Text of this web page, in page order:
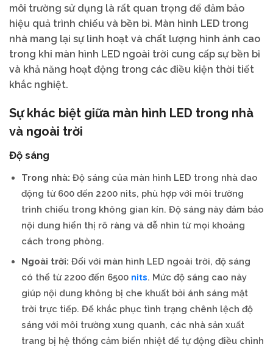
môi trường sử dụng là rất quan trọng để đảm bảo
hiệu quả trình chiếu và bền bỉ. Màn hình LED trong
nhà mang lại sự linh hoạt và chất lượng hình ảnh cao
trong khi màn hình LED ngoài trời cung cấp sự bền bỉ
và khả năng hoạt động trong các điều kiện thời tiết
khắc nghiệt.
Sự khác biệt giữa màn hình LED trong nhà
và ngoài trời
Độ sáng
Trong nhà: Độ sáng của màn hình LED trong nhà dao
động từ 600 đến 2200 nits, phù hợp với môi trường
trình chiếu trong không gian kín. Độ sáng này đảm bảo
nội dung hiển thị rõ ràng và dễ nhìn từ mọi khoảng
cách trong phòng.
Ngoài trời: Đối với màn hình LED ngoài trời, độ sáng
có thể từ 2200 đến 6500 nits. Mức độ sáng cao này
giúp nội dung không bị che khuất bởi ánh sáng mặt
trời trực tiếp. Để khắc phục tình trạng chênh lệch độ
sáng với môi trường xung quanh, các nhà sản xuất
trang bị hệ thống cảm biến nhiệt để tự động điều chỉnh